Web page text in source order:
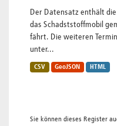
Der Datensatz enthält
das Schadststoffmobil
fährt. Die weiteren
unter...
CSV GeoJSON HTML
Sie können dieses Register